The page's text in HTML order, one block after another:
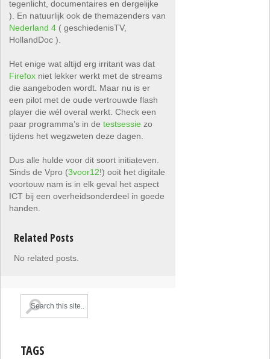
tegenlicht, documentaires en dergelijke
). En natuurlijk ook de themazenders van
Nederland 4 ( geschiedenisTV,
HollandDoc ).
Het enige wat altijd erg irritant was dat
Firefox niet lekker werkt met de streams
die aangeboden wordt. Maar nu is er
een pilot met de oude vertrouwde flash
player die wél overal werkt. Check een
paar programma’s in detestsessie zo
tijdens het wegzweten deze dagen.
Dus alle hulde voor dit soort initiateven.
Sinds de Vpro (3voor12!) ooit het digitale
voortouw nam is in elk geval het aspect
ICT bij een overheidsonderdeel in goede
handen.
Related Posts
No related posts.
TAGS